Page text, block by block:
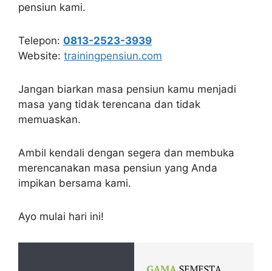
pensiun kami.
Telepon: 0813-2523-3939
Website: trainingpensiun.com
Jangan biarkan masa pensiun kamu menjadi
masa yang tidak terencana dan tidak
memuaskan.
Ambil kendali dengan segera dan membuka
merencanakan masa pensiun yang Anda
impikan bersama kami.
Ayo mulai hari ini!